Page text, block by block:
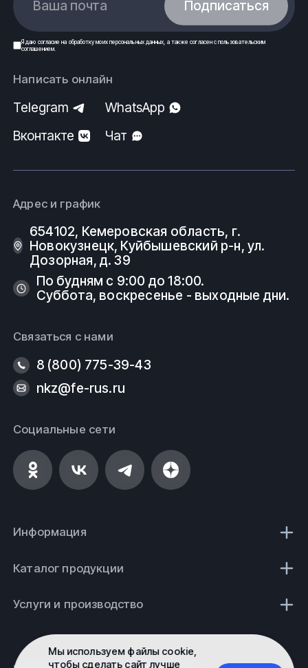
Мы используем файлы cookie,
чтобы сделать сайт лучше
Ваша почта Подписаться
Я даю согласие на обработку моих персональных данных, а также согласен спользовательским
соглашением.
Написать онлайн
Telegram
WhatsApp
Вконтакте
Чат
Адрес и график
654102, Кемеровская область, г.
Новокузнецк, Куйбышевский р-н, ул.
Дозорная, д. 39
По будням с 9:00 до 18:00.
Суббота, воскресенье - выходные дни.
Связаться с нами
8 (800) 775-39-43
nkz@fe-rus.ru
Социальные сети
Информация
Каталог продукции
Услуги и производство